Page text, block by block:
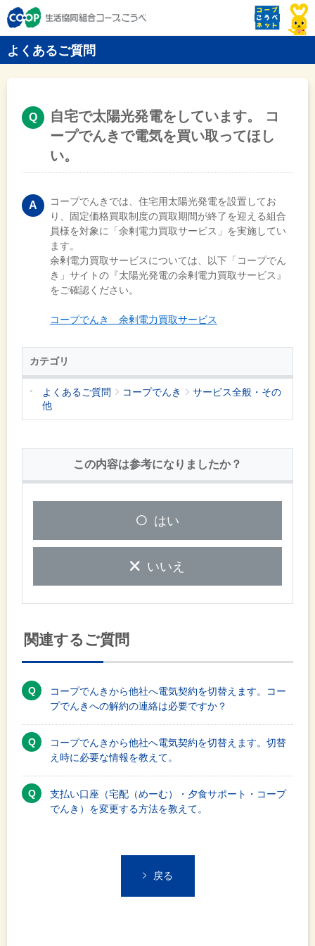
よくあるご質問
自宅で太陽光発電をしています。 コ
ープでんきで電気を買い取ってほし
い。
コープでんきでは、住宅用太陽光発電を設置してお
り、固定価格買取制度の買取期間が終了を迎える組合
員様を対象に「余剰電力買取サービス」を実施してい
ます。
余剰電力買取サービスについては、以下「コープでん
き」サイトの『太陽光発電の余剰電力買取サービス』
をご確認ください。
コープでんき 余剰電力買取サービス
カテゴリ
よくあるご質問 コープでんき
サービス全般・その
他
この内容は参考になりましたか？
はい
いいえ
関連するご質問
コープでんきから他社へ電気契約を切替えます。コー
プでんきへの解約の連絡は必要ですか？
コープでんきから他社へ電気契約を切替えます。切替
え時に必要な情報を教えて。
支払い口座（宅配（めーむ）・夕食サポート・コープ
でんき）を変更する方法を教えて。
戻る